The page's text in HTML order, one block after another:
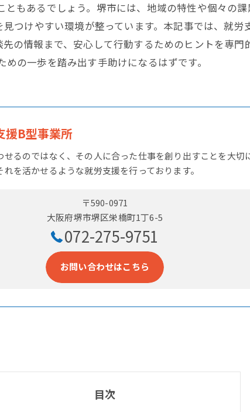
もあるでしょう。堺市には、地域の特性や個々の
つけやすい環境が整っています。本記事では、就
の情報まで、安心して行動するためのヒントを専
の一歩を踏み出す手助けになるはずです。
B型事業所
るのではなく、その人に合った仕事を創り出すことを大切
を活かせるような就労支援を行っております。
〒590-0971
大阪府堺市堺区栄橋町1丁6-5
072-275-9751
お問い合わせはこちら
目次